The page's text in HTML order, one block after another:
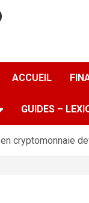
ACCUEIL
GUIDES –
cryptomonnaie